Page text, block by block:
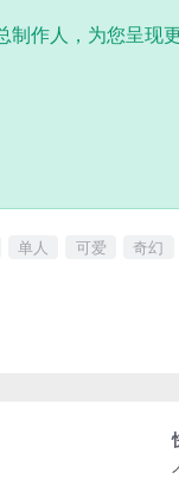
作人，为您呈现
单人 可爱 奇幻